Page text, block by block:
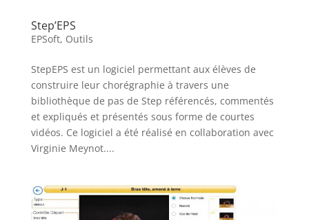
Step’EPS
EPSoft, Outils
StepEPS est un logiciel permettant aux élèves de
construire leur chorégraphie à travers une
bibliothèque de pas de Step référencés, commentés
et expliqués et présentés sous forme de courtes
vidéos. Ce logiciel a été réalisé en collaboration avec
Virginie Meynot....